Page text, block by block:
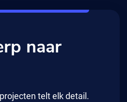
naar
telt elk detail.